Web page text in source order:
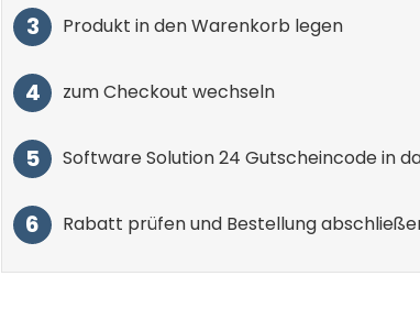
Produkt in den Warenkorb legen
zum Checkout wechseln
Software Solution 24 Gutscheincode in
Rabatt prüfen und Bestellung